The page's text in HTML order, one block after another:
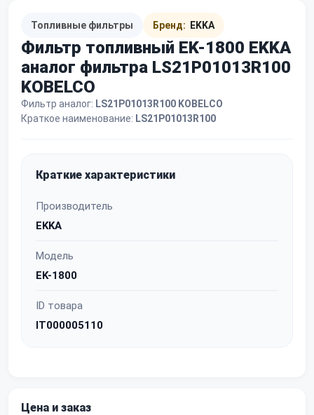
Топливные фильтры Бренд: EKKA
Фильтр топливный EK-1800 EKKA
аналог фильтра LS21P01013R100
KOBELCO
Фильтр аналог: LS21P01013R100 KOBELCO
Краткое наименование: LS21P01013R100
Краткие характеристики
Производитель
EKKA
Модель
EK-1800
ID товара
IT000005110
Цена и заказ